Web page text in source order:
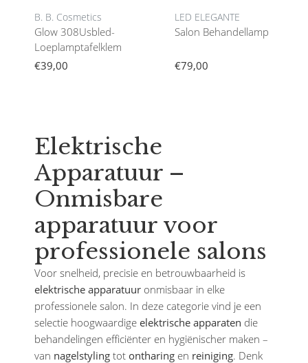
B. B. Cosmetics
Glow 308Usbled-
Loeplamptafelklem
€39,00
LED ELEGANTE
Salon Behandellamp
€79,00
Elektrische
Apparatuur –
Onmisbare
apparatuur voor
professionele salons
Voor snelheid, precisie en betrouwbaarheid is
elektrische apparatuur onmisbaar in elke
professionele salon. In deze categorie vind je een
selectie hoogwaardige elektrische apparaten die
behandelingen efficiënter en hygiënischer maken –
van nagelstyling tot ontharing en reiniging. Denk